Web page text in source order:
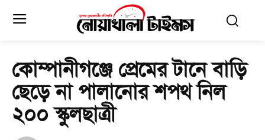
কোম্পানীগঞ্জে প্রেমের টানে বাড়ি
ছেড়ে না পালানোর শপথ নিল
২০০ স্কুলছাত্রী